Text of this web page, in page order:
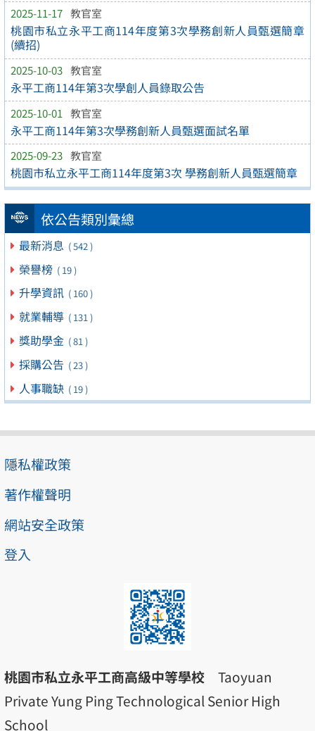
2025-11-17 教官室
桃園市私立永平工商114年度第3次學務創新人員甄選簡章
(續招)
2025-10-03 教官室
永平工商114年第3次學創人員錄取公告
2025-10-01 教官室
永平工商114年第3次學務創新人員甄選面試名單
2025-09-23 教官室
桃園市私立永平工商114年度第3次 學務創新人員甄選簡章
依公告類別彙總
最新消息 ( 542 )
榮譽榜 ( 19 )
升學資訊 ( 160 )
就業輔導 ( 131 )
獎助學金 ( 81 )
採購公告 ( 23 )
人事職缺 ( 19 )
隱私權政策
著作權聲明
網站安全政策
登入
桃園市私立永平工商高級中等學校 Taoyuan
Private Yung Ping Technological Senior High
School